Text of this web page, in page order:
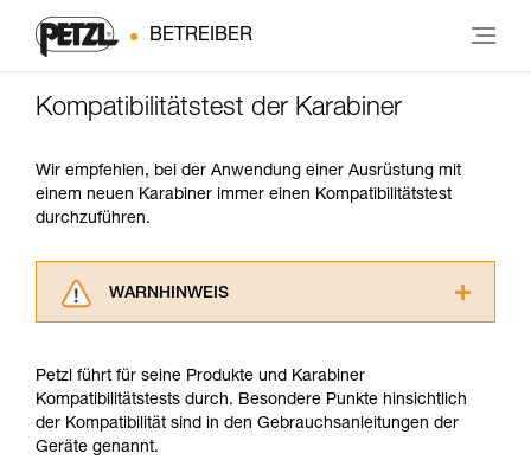
BETREIBER
Kompatibilitätstest der Karabiner
Wir empfehlen, bei der Anwendung einer Ausrüstung mit
einem neuen Karabiner immer einen Kompatibilitätstest
durchzuführen.
WARNHINWEIS
aufmerksam durch, bevor Sie diesen zu Rate
ziehen. Um diese Zusatzinformationen
verstehen zu können, müssen Sie zuerst die in
der Gebrauchsanweisung enthaltenen
Petzl führt für seine Produkte und Karabiner
Kompatibilitätstests durch. Besondere Punkte hinsichtlich
der Kompatibilität sind in den Gebrauchsanleitungen der
Geräte genannt.